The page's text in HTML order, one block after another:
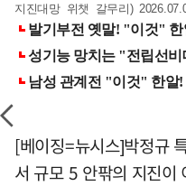
지진대망 위챗 갈무리)
[베이징=뉴시스]박정규
서 규모 5 안팎의 지진이